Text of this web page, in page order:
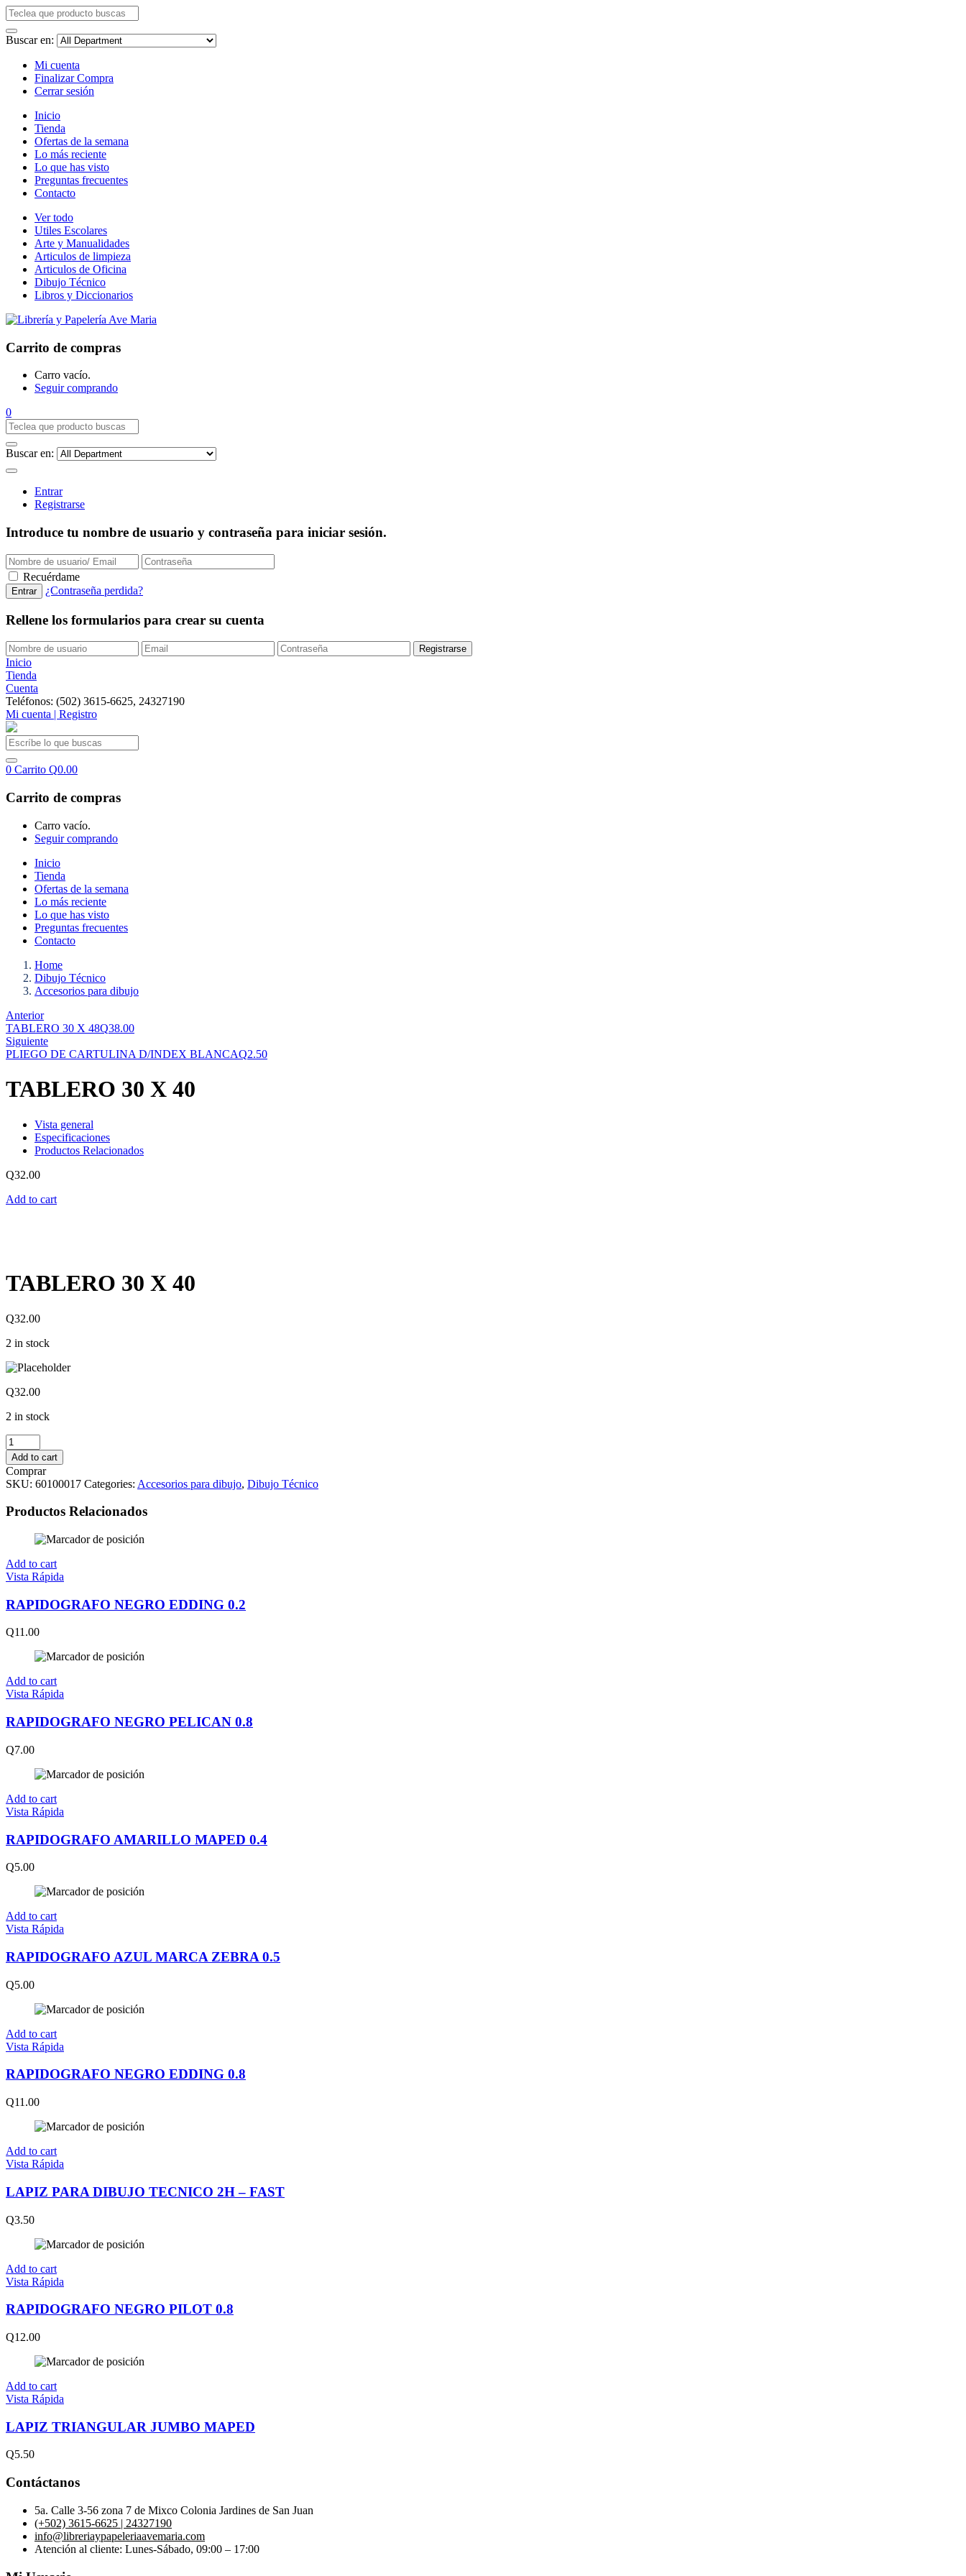
Buscar en:
Mi cuenta
Finalizar Compra
Cerrar sesión
Inicio
Tienda
Ofertas de la semana
Lo más reciente
Lo que has visto
Preguntas frecuentes
Contacto
Ver todo
Utiles Escolares
Arte y Manualidades
Articulos de limpieza
Articulos de Oficina
Dibujo Técnico
Libros y Diccionarios
Carrito de compras
Carro vacío.
Seguir comprando
0
Buscar en:
Entrar
Registrarse
Introduce tu nombre de usuario y contraseña para iniciar sesión.
Recuérdame
¿Contraseña perdida?
Rellene los formularios para crear su cuenta
Inicio
Tienda
Cuenta
Teléfonos: (502) 3615-6625, 24327190
Mi cuenta | Registro
0 Carrito Q0.00
Carrito de compras
Carro vacío.
Seguir comprando
Inicio
Tienda
Ofertas de la semana
Lo más reciente
Lo que has visto
Preguntas frecuentes
Contacto
Home
Dibujo Técnico
Accesorios para dibujo
Anterior
TABLERO 30 X 48Q38.00
Siguiente
PLIEGO DE CARTULINA D/INDEX BLANCAQ2.50
TABLERO 30 X 40
Vista general
Especificaciones
Productos Relacionados
Q32.00
Add to cart
TABLERO 30 X 40
Q32.00
2 in stock
Q32.00
2 in stock
TABLERO
30
X
40
quantity
Add to cart
Comprar
SKU: 60100017 Categories: Accesorios para dibujo, Dibujo Técnico
Productos Relacionados
Add to cart
Vista Rápida
RAPIDOGRAFO NEGRO EDDING 0.2
Q11.00
Add to cart
Vista Rápida
RAPIDOGRAFO NEGRO PELICAN 0.8
Q7.00
Add to cart
Vista Rápida
RAPIDOGRAFO AMARILLO MAPED 0.4
Q5.00
Add to cart
Vista Rápida
RAPIDOGRAFO AZUL MARCA ZEBRA 0.5
Q5.00
Add to cart
Vista Rápida
RAPIDOGRAFO NEGRO EDDING 0.8
Q11.00
Add to cart
Vista Rápida
LAPIZ PARA DIBUJO TECNICO 2H – FAST
Q3.50
Add to cart
Vista Rápida
RAPIDOGRAFO NEGRO PILOT 0.8
Q12.00
Add to cart
Vista Rápida
LAPIZ TRIANGULAR JUMBO MAPED
Q5.50
Contáctanos
5a. Calle 3-56 zona 7 de Mixco Colonia Jardines de San Juan
(+502) 3615-6625 | 24327190
info@libreriaypapeleriaavemaria.com
Atención al cliente: Lunes-Sábado, 09:00 – 17:00